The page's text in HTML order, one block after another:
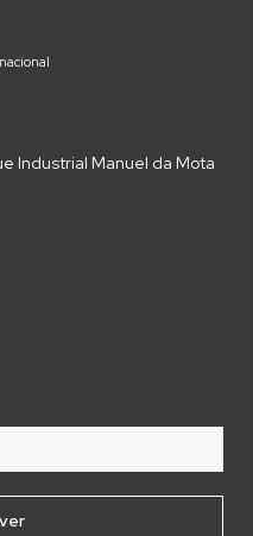
Industrial Manuel da Mota